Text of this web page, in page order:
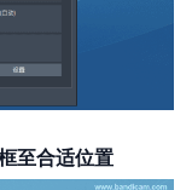
至合适位置